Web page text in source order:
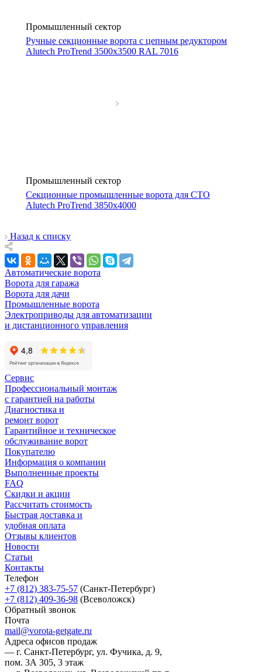
Промышленный сектор
Ручные секционные ворота с цепным редуктором
Alutech ProTrend 3500х3500 RAL 7016
Промышленный сектор
Секционные промышленные ворота для СТО
Alutech ProTrend 3850х4000
Назад к списку
Автоматические ворота
Ворота для гаража
Ворота для дачи
Промышленные ворота
Электроприводы для автоматизации
и дистанционного управления
Сервис
Профессиональный монтаж
с гарантией на работы
Диагностика и
ремонт ворот
Гарантийное и техническое
обслуживание ворот
Покупателю
Информация о компании
Выполненные проекты
FAQ
Скидки и акции
Рассчитать стоимость
Быстрая доставка и
удобная оплата
Отзывы клиентов
Новости
Статьи
Контакты
Телефон
+7 (812) 383-75-57 (Санкт-Петербург)
+7 (812) 409-36-98 (Всеволожск)
Обратный звонок
Почта
mail@vorota-getgate.ru
Адреса офисов продаж
— г. Санкт-Петербург, ул. Фучика, д. 9,
пом. 3А 305, 3 этаж